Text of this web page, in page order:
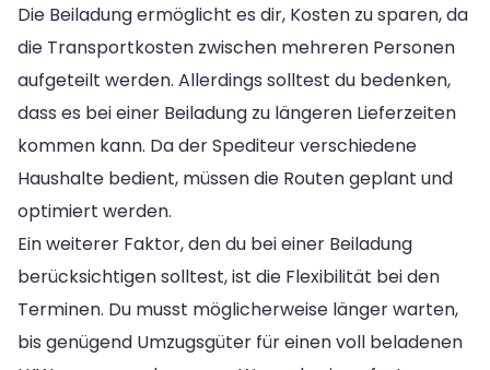
Die Beiladung ermöglicht es dir, Kosten zu sparen, da
die Transportkosten zwischen mehreren Personen
aufgeteilt werden. Allerdings solltest du bedenken,
dass es bei einer Beiladung zu längeren Lieferzeiten
kommen kann. Da der Spediteur verschiedene
Haushalte bedient, müssen die Routen geplant und
optimiert werden.
Ein weiterer Faktor, den du bei einer Beiladung
berücksichtigen solltest, ist die Flexibilität bei den
Terminen. Du musst möglicherweise länger warten,
bis genügend Umzugsgüter für einen voll beladenen